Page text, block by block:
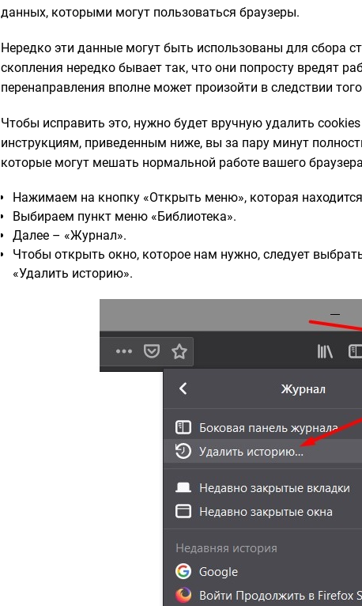
данных, которыми могут пользоваться браузеры.
Нередко эти данные могут быть использованы для сбора
скопления нередко бывает так, что они попросту вредят
перенаправления вполне может произойти в следствии
Чтобы исправить это, нужно будет вручную удалить
инструкциям, приведенным ниже, вы за пару минут
которые могут мешать нормальной работе вашего
Нажимаем на кнопку «Открыть меню», которая
Выбираем пункт меню «Библиотека».
Далее – «Журнал».
Чтобы открыть окно, которое нам нужно, следует
«Удалить историю».